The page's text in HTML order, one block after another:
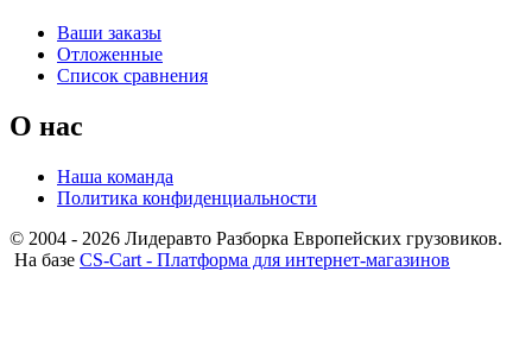
Ваши заказы
Отложенные
Список сравнения
О нас
Наша команда
Политика конфиденциальности
© 2004 - 2026 Лидеравто Разборка Европейских грузовиков.
На базе CS-Cart - Платформа для интернет-магазинов